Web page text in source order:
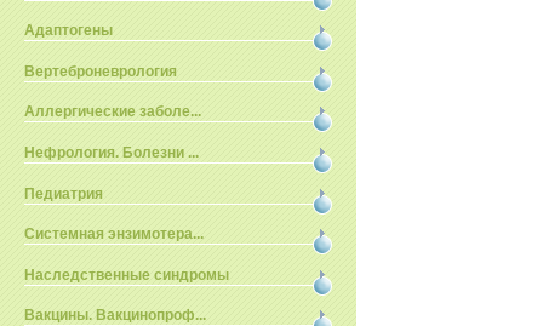
Адаптогены
Вертеброневрология
Аллергические заболе...
Нефрология. Болезни ...
Педиатрия
Системная энзимотера...
Наследственные синдромы
Вакцины. Вакцинопроф...